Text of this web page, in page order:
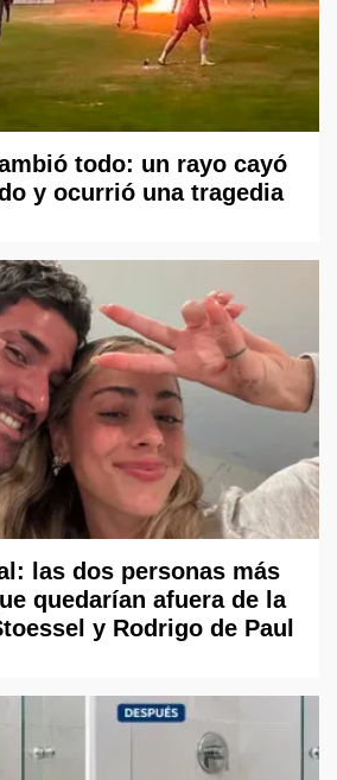
todo: un rayo cayó
y ocurrió una tragedia
las dos personas más
quedarían afuera de la
y Rodrigo de Paul